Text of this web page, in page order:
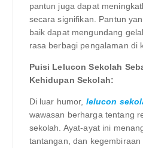
pantun juga dapat
secara signifikan. Pantun
baik dapat mengundang
rasa berbagi pengalaman di
Puisi Lelucon Sekolah
Kehidupan Sekolah:
Di luar humor, lelucon
wawasan berharga tentang
sekolah. Ayat-ayat ini
tantangan, dan